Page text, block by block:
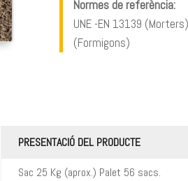
Normes de referència:
UNE -EN 13139
(Formigons)
PRESENTACIÓ DEL PRODUCTE
Sac 25 Kg (aprox.) Palet 56 sacs.